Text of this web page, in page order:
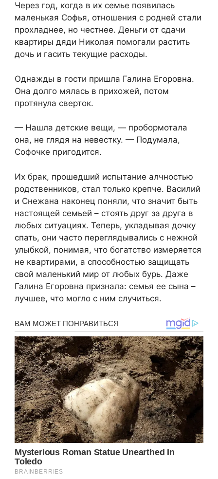
Через год, когда в их семье появилась
маленькая Софья, отношения с родней стали
прохладнее, но честнее. Деньги от сдачи
квартиры дяди Николая помогали растить
дочь и гасить текущие расходы.
Однажды в гости пришла Галина Егоровна.
Она долго мялась в прихожей, потом
протянула сверток.
— Нашла детские вещи, — пробормотала
она, не глядя на невестку. — Подумала,
Софочке пригодится.
Их брак, прошедший испытание алчностью
родственников, стал только крепче. Василий
и Снежана наконец поняли, что значит быть
настоящей семьей – стоять друг за друга в
любых ситуациях. Теперь, укладывая дочку
спать, они часто переглядывались с нежной
улыбкой, понимая, что богатство измеряется
не квартирами, а способностью защищать
свой маленький мир от любых бурь. Даже
Галина Егоровна признала: семья ее сына –
лучшее, что могло с ним случиться.